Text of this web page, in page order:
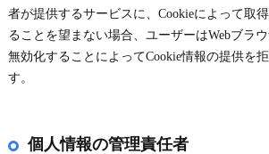
者が提供するサービスに、Cookieによって取
ることを望まない場合、ユーザーはWebブラ
無効化することによってCookie情報の提供を
す。
個人情報の管理責任者